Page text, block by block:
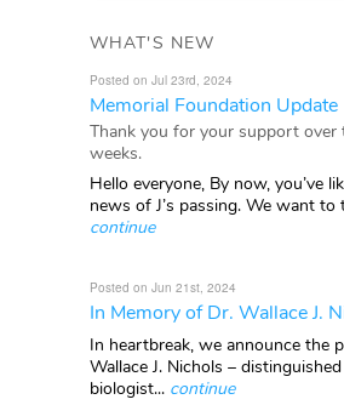
WHAT'S NEW
Posted on Jul 23rd, 2024
Memorial Foundation Update
Thank you for your support over
weeks.
Hello everyone, By now, you’ve
news of J’s passing. We want to
continue
Posted on Jun 21st, 2024
In Memory of Dr. Wallace J.
In heartbreak, we announce the
Wallace J. Nichols –
biologist... continue